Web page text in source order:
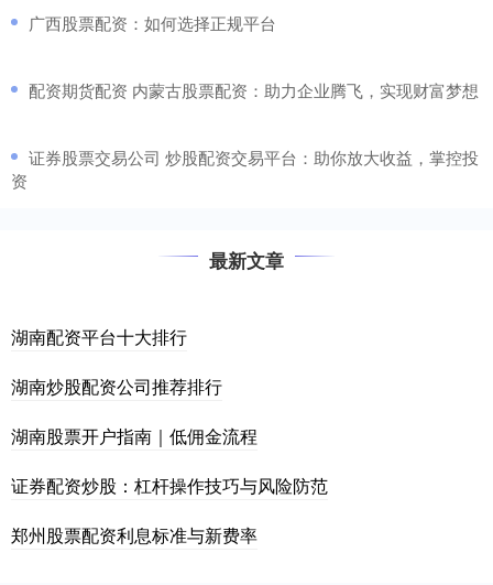
​广西股票配资：如何选择正规平台
​配资期货配资 内蒙古股票配资：助力企业腾飞，实现财富梦想
​证券股票交易公司 炒股配资交易平台：助你放大收益，掌控投
资
最新文章
湖南配资平台十大排行
湖南炒股配资公司推荐排行
湖南股票开户指南｜低佣金流程
证券配资炒股：杠杆操作技巧与风险防范
郑州股票配资利息标准与新费率